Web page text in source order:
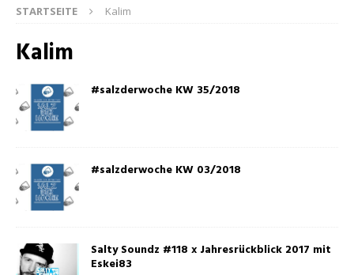
STARTSEITE Kalim
Kalim
#salzderwoche KW 35/2018
#salzderwoche KW 03/2018
Salty Soundz #118 x Jahresrückblick 2017 mit
Eskei83